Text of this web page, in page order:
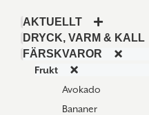
AKTUELLT
DRYCK, VARM & KALL
FÄRSKVAROR
Frukt
Avokado
Bananer